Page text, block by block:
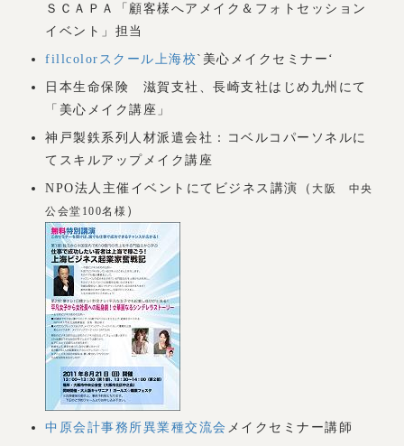
ＳＣＡＰＡ「顧客様へアメイク＆フォトセッション
イベント」担当
fillcolorスクール上海校`美心メイクセミナー‘
日本生命保険 滋賀支社、長崎支社はじめ九州にて
「美心メイク講座」
神戸製鉄系列人材派遣会社：コベルコパーソネルに
てスキルアップメイク講座
NPO法人主催イベントにてビジネス講演（ 大阪 中央
公会堂100名様 ）
中原会計事務所異業種交流会 メイクセミナー講師